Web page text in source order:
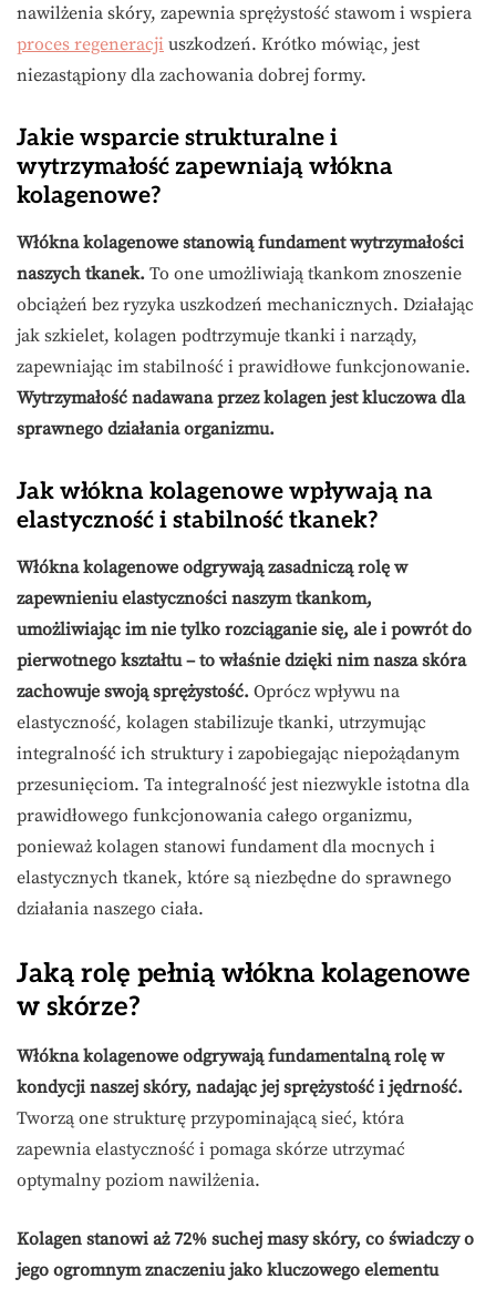
nawilżenia skóry, zapewnia sprężystość stawom i wspiera
proces regeneracji uszkodzeń. Krótko mówiąc, jest
niezastąpiony dla zachowania dobrej formy.
Jakie wsparcie strukturalne i
wytrzymałość zapewniają włókna
kolagenowe?
Włókna kolagenowe stanowią fundament wytrzymałości
naszych tkanek. To one umożliwiają tkankom znoszenie
obciążeń bez ryzyka uszkodzeń mechanicznych. Działając
jak szkielet, kolagen podtrzymuje tkanki i narządy,
zapewniając im stabilność i prawidłowe funkcjonowanie.
Wytrzymałość nadawana przez kolagen jest kluczowa dla
sprawnego działania organizmu.
Jak włókna kolagenowe wpływają na
elastyczność i stabilność tkanek?
Włókna kolagenowe odgrywają zasadniczą rolę w
zapewnieniu elastyczności naszym tkankom,
umożliwiając im nie tylko rozciąganie się, ale i powrót do
pierwotnego kształtu – to właśnie dzięki nim nasza skóra
zachowuje swoją sprężystość. Oprócz wpływu na
elastyczność, kolagen stabilizuje tkanki, utrzymując
integralność ich struktury i zapobiegając niepożądanym
przesunięciom. Ta integralność jest niezwykle istotna dla
prawidłowego funkcjonowania całego organizmu,
ponieważ kolagen stanowi fundament dla mocnych i
elastycznych tkanek, które są niezbędne do sprawnego
działania naszego ciała.
Jaką rolę pełnią włókna kolagenowe
w skórze?
Włókna kolagenowe odgrywają fundamentalną rolę w
kondycji naszej skóry, nadając jej sprężystość i jędrność.
Tworzą one strukturę przypominającą sieć, która
zapewnia elastyczność i pomaga skórze utrzymać
optymalny poziom nawilżenia.
Kolagen stanowi aż 72% suchej masy skóry, co świadczy o
jego ogromnym znaczeniu jako kluczowego elementu